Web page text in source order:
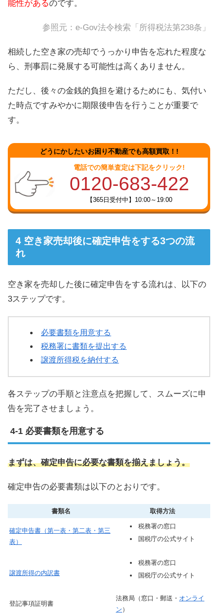
能性があるのです。
参照元： e-Gov法令検索「所得税法第238条」
相続した空き家の売却でうっかり申告を忘れた程度な
ら、刑事罰に発展する可能性は高くありません。
ただし、後々の金銭的負担を避けるためにも、気付い
た時点ですみやかに期限後申告を行うことが重要で
す。
どうにかしたいお困り不動産でも高額買取！!
電話での簡単査定は下記をクリック!
0120-683-422
【365日受付中】10:00～19:00
空き家売却後に確定申告をする3つの流
れ
空き家を売却した後に確定申告をする流れは、以下の
3ステップです。
必要書類を用意する
税務署に書類を提出する
譲渡所得税を納付する
各ステップの手順と注意点を把握して、スムーズに申
告を完了させましょう。
必要書類を用意する
まずは、確定申告に必要な書類を揃えましょう。
確定申告の必要書類は以下のとおりです。
書類名 取得方法
確定申告書（第一表・第二表・第三
表）
税務署の窓口
国税庁の公式サイト
譲渡所得の内訳書
税務署の窓口
国税庁の公式サイト
登記事項証明書
法務局（窓口・郵送・ オンライ
ン ）